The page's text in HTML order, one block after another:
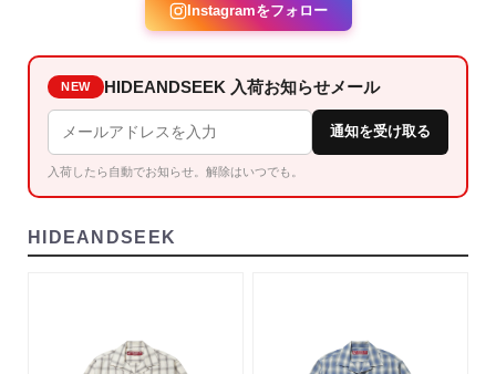
Instagramをフォロー
NEW HIDEANDSEEK 入荷お知らせメール
通知を受け取る
入荷したら自動でお知らせ。解除はいつでも。
HIDEANDSEEK